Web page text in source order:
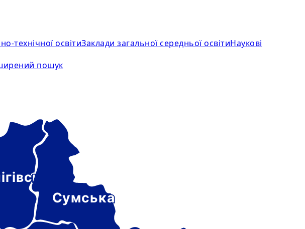
технічної освітиЗаклади загальної середньої освітиНаукові
пошук
Сумська